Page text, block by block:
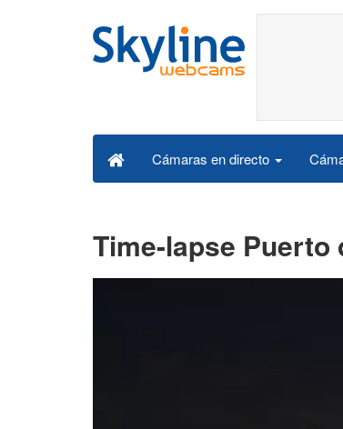
Cámaras en directo
Time-lapse Puerto